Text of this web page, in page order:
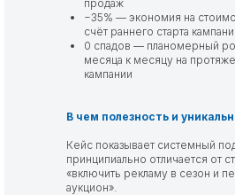
продаж
−35% — экономия на
счёт раннего старта
0 спадов — планомерный
месяца к месяцу на
кампании
В чем полезность и
Кейс показывает системный
принципиально отличается от
«включить рекламу в сезон и
аукцион».